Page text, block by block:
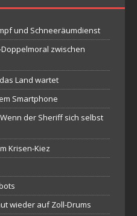
und Schneeräumdienst
zwischen
Land wartet
Smartphone
der Sheriff sich selbst
Krisen-Kiez
wieder auf Zoll-Drums